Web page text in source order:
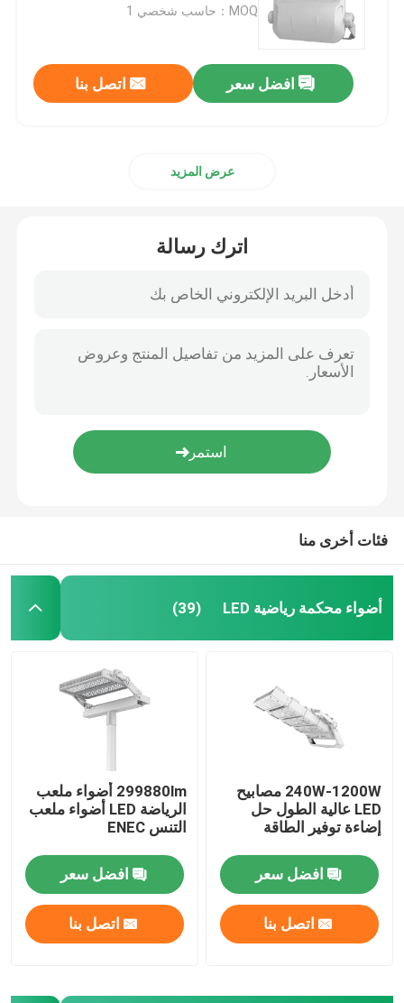
MOQ：حاسب شخصي 1
افضل سعر اتصل بنا
عرض المزيد
اترك رسالة
فئات أخرى منا
أضواء محكمة رياضية LED (39)
240W-1200W مصابيح
LED عالية الطول حل
إضاءة توفير الطاقة
افضل سعر
اتصل بنا
299880lm أضواء ملعب
الرياضة LED أضواء ملعب
التنس ENEC
افضل سعر
اتصل بنا